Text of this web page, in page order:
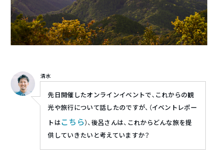
清水
先日開催したオンラインイベントで、これからの観
光や旅行について話したのですが、（イベントレポー
トはこちら）、後呂さんは、これからどんな旅を提
供していきたいと考えていますか？